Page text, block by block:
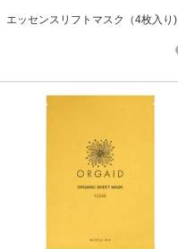
エッセンスリフトマスク（4枚入り)